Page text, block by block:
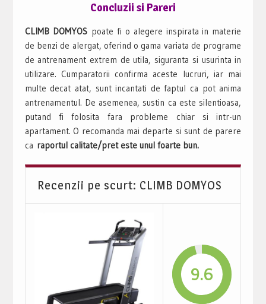
Concluzii si Pareri
CLIMB DOMYOS poate fi o alegere inspirata in materie
de benzi de alergat, oferind o gama variata de programe
de antrenament extrem de utila, siguranta si usurinta in
utilizare. Cumparatorii confirma aceste lucruri, iar mai
multe decat atat, sunt incantati de faptul ca pot anima
antrenamentul. De asemenea, sustin ca este silentioasa,
putand fi folosita fara probleme chiar si intr-un
apartament. O recomanda mai departe si sunt de parere
ca raportul calitate/pret este unul foarte bun.
Recenzii pe scurt: CLIMB DOMYOS
9.6